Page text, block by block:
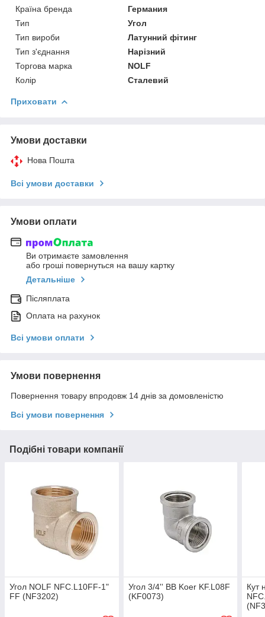
Країна бренда
Германия
Тип
Угол
Тип вироби
Латунний фітинг
Тип з'єднання
Нарізний
Торгова марка
NOLF
Колір
Сталевий
Приховати
Умови доставки
Нова Пошта
Всі умови доставки
Умови оплати
Ви отримаєте замовлення
або гроші повернуться на вашу картку
Детальніше
Післяплата
Оплата на рахунок
Всі умови оплати
Умови повернення
Повернення товару впродовж 14 днів за домовленістю
Всі умови повернення
Подібні товари компанії
Угол NOLF NFC.L10FF-1"
FF (NF3202)
Угол 3/4'' ВВ Koer KF.L08F
(KF0073)
Кут